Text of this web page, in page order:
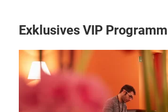
Exklusives VIP